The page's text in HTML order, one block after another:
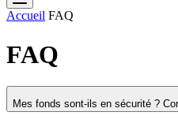
Accueil FAQ
FAQ
Mes fonds sont-ils en sécurité ?